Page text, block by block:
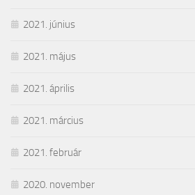
2021. június
2021. május
2021. április
2021. március
2021. február
2020. november